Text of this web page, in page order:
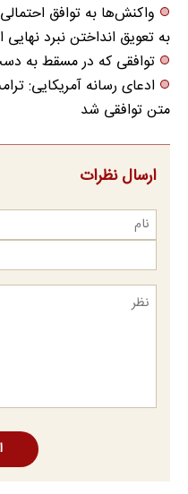
واکنش‌ها به توافق
به تعویق انداختن نبرد
توافقی که در مسقط به
ادعای رسانه آمریکایی:
متن توافقی شد
ارسال نظرات